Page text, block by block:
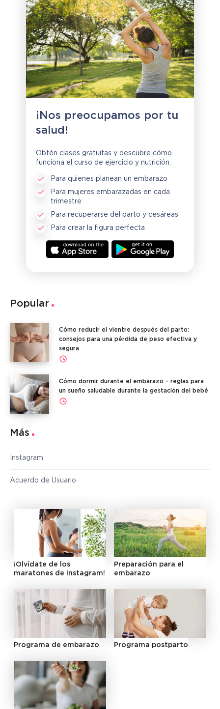
¡Nos preocupamos por tu
salud!
Obtén clases gratuitas y descubre cómo
funciona el curso de ejercicio y nutrición:
Para quienes planean un embarazo
Para mujeres embarazadas en cada
trimestre
Para recuperarse del parto y cesáreas
Para crear la figura perfecta
Popular
Cómo reducir el vientre después del parto:
consejos para una pérdida de peso efectiva y
segura
Cómo dormir durante el embarazo - reglas para
un sueño saludable durante la gestación del bebé
Más
Instagram
Acuerdo de Usuario
¡Olvídate de los
maratones de Instagram!
Preparación para el
embarazo
Programa de embarazo Programa postparto